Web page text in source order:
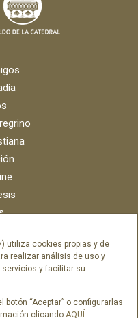
utiliza cookies propias y de
realizar análisis de uso y
servicios y facilitar su
“Aceptar” o configurarlas
clicando AQUÍ.
Catedral